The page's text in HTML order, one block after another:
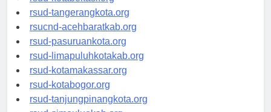
rsud-kotabekasi.org
rsud-tangerangkota.org
rsucnd-acehbaratkab.org
rsud-pasuruankota.org
rsud-limapuluhkotakab.org
rsud-kotamakassar.org
rsud-kotabogor.org
rsud-tanjungpinangkota.org